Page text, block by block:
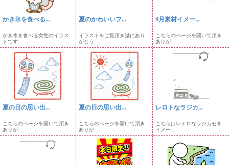
かき氷を食べる...
かき氷を食べる女性のイラス
トです...
夏のかわいいフ...
イラストをご覧頂き誠にあり
がとう...
9月素材イメー...
こちらのページを開いて頂き
ありが...
夏の日の思い出...
こちらのページを開いて頂き
ありが...
夏の日の思い出...
こちらのページを開いて頂き
ありが...
レロトなラジカ...
こちらはレトロなラジカセを
イメー...